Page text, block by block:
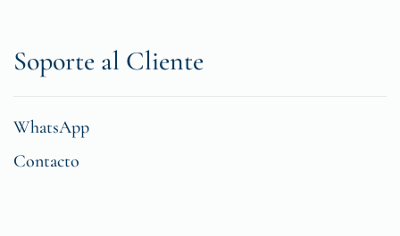
Soporte al Cliente
WhatsApp
Contacto